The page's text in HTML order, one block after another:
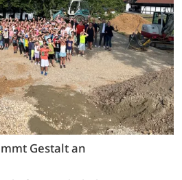
Gestalt an